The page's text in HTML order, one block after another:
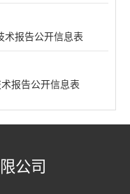
术报告公开信息表
报告公开信息表
公司